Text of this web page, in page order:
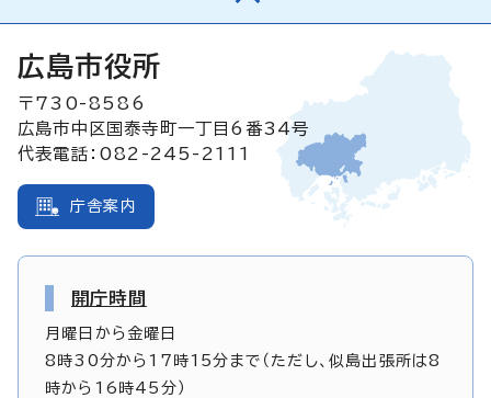
広島市役所
〒730-8586
広島市中区国泰寺町一丁目6番34号
代表電話：082-245-2111
庁舎案内
開庁時間
月曜日から金曜日
8時30分から17時15分まで（ただし、似島出張所は8
時から16時45分）